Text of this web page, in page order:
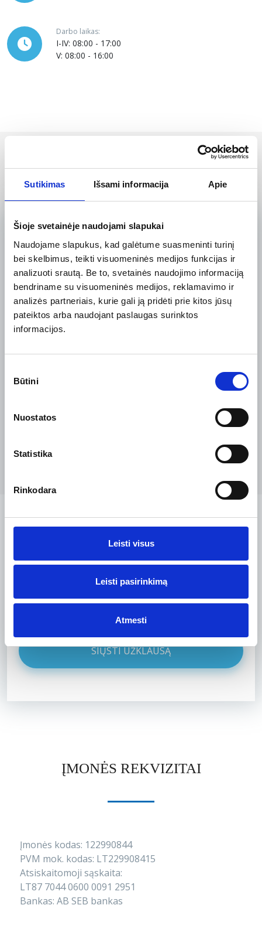
Sutikimas Išsami informacija Apie
Šioje svetainėje naudojami slapukai
Naudojame slapukus, kad galėtume suasmeninti turinį
bei skelbimus, teikti visuomeninės medijos funkcijas ir
analizuoti srautą. Be to, svetainės naudojimo informaciją
bendriname su visuomeninės medijos, reklamavimo ir
analizės partneriais, kurie gali ją pridėti prie kitos jūsų
pateiktos arba naudojant paslaugas surinktos
informacijos.
pasirinkimas
Būtini
Nuostatos
Statistika
Rinkodara
Leisti visus
Leisti pasirinkimą
Atmesti
Darbo laikas:
I-IV: 08:00 - 17:00
V: 08:00 - 16:00
ATSIŲSKITE UŽKLAUSĄ
ĮMONĖS REKVIZITAI
Įmonės kodas: 122990844
PVM mok. kodas: LT229908415
Atsiskaitomoji sąskaita:
LT87 7044 0600 0091 2951
Bankas: AB SEB bankas